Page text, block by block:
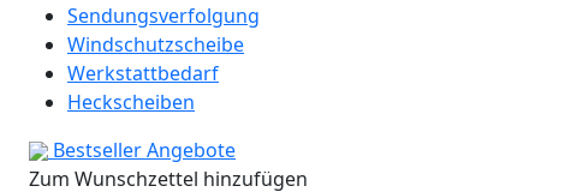
Sendungsverfolgung
Windschutzscheibe
Werkstattbedarf
Heckscheiben
BestsellerAngebote
Zum Wunschzettel hinzufügen